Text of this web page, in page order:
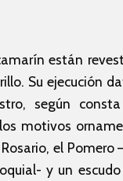
están
Su ejecución
según
motivos
el
y un